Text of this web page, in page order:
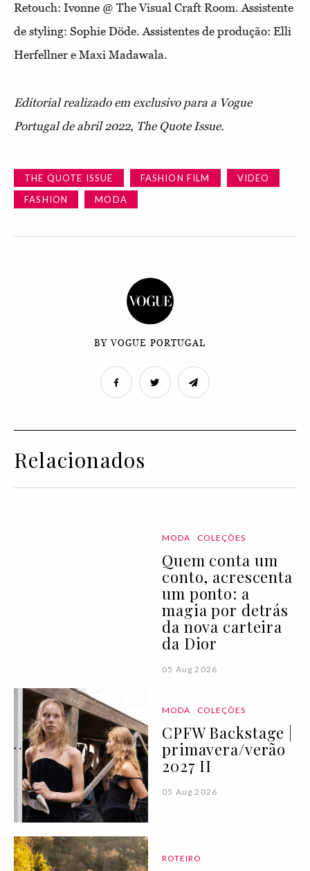
Retouch: Ivonne @ The Visual Craft Room. Assistente
de styling: Sophie Döde. Assistentes de produção: Elli
Herfellner e Maxi Madawala.
Editorial realizado em exclusivo para a Vogue
Portugal de abril 2022, The Quote Issue.
THE QUOTE ISSUE FASHION FILM
VIDEO
FASHION
MODA
BY VOGUE PORTUGAL
Relacionados
MODA COLEÇÕES
Quem conta um
conto, acrescenta
um ponto: a
magia por detrás
da nova carteira
da Dior
05 Aug 2026
MODA COLEÇÕES
CPFW Backstage |
primavera/verão
2027 II
05 Aug 2026
ROTEIRO